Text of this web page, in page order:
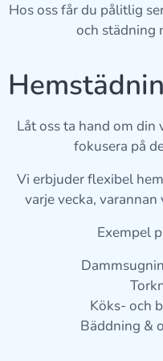
Hos oss får du pålitlig
och städning
Låt oss ta hand om din
fokusera på
Vi erbjuder flexibel
varje vecka,
Exempel
Köks- och
Bäddning &